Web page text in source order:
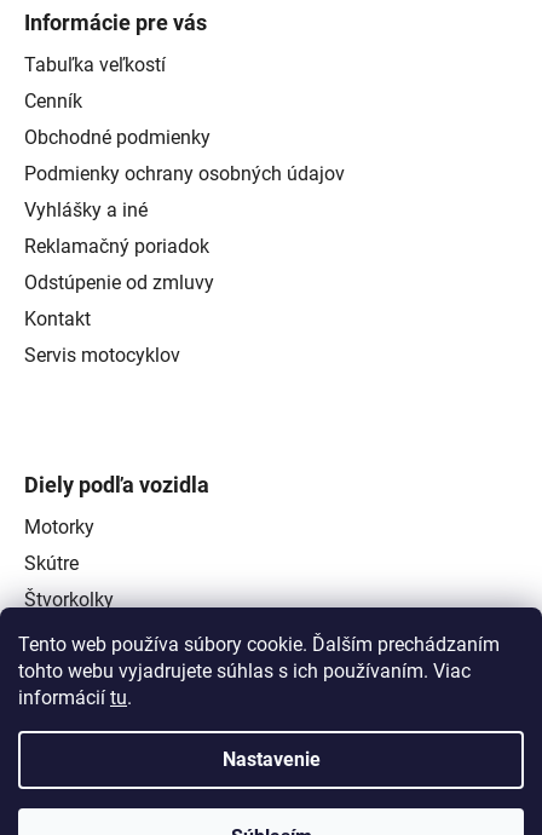
Tento web používa súbory cookie. Ďalším prechádzaním
tohto webu vyjadrujete súhlas s ich používaním. Viac
informácií tu.
Nastavenie
Informácie pre vás
Tabuľka veľkostí
Cenník
Obchodné podmienky
Podmienky ochrany osobných údajov
Vyhlášky a iné
Reklamačný poriadok
Odstúpenie od zmluvy
Kontakt
Servis motocyklov
Diely podľa vozidla
Motorky
Skútre
Štvorkolky